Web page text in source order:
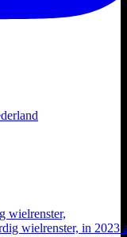
wielrenster,